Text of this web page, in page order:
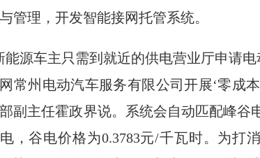
管理，开发智能接网托管系统。
能源车主只需到就近的供电营业厅申请
常州电动汽车服务有限公司开展‘零成
副主任霍政界说。系统会自动匹配峰谷
，谷电价格为0.3783元/千瓦时。为打